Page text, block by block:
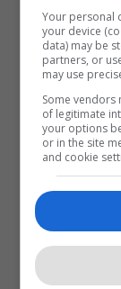
Ejup Maqedonci
Dronët
Your personal
your device
data) may be
partners, or
may use
Some
of legitimate
your options
or in the site
and cookie